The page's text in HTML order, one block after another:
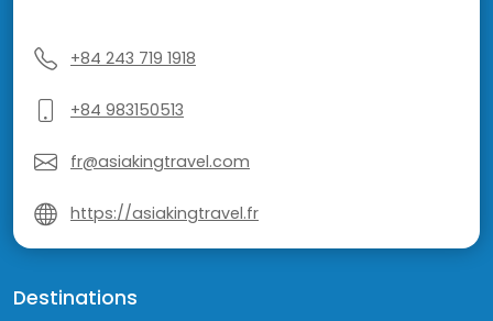
+84 243 719 1918
+84 983150513
fr@asiakingtravel.com
https://asiakingtravel.fr
Destinations